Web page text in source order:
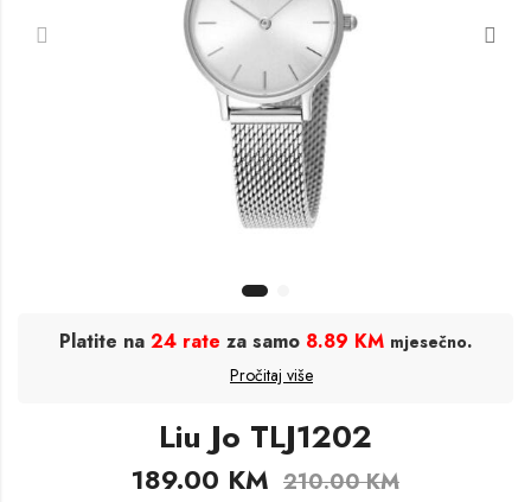
Platite na 24 rate za samo 8.89 KM mjesečno.
Pročitaj više
Liu Jo TLJ1202
189.00 KM 210.00KM